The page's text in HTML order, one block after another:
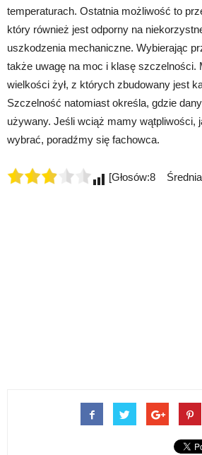
temperaturach. Ostatnia możliwość to
który również jest odporny na
uszkodzenia mechaniczne. Wybierając
także uwagę na moc i klasę szczelności.
wielkości żył, z których zbudowany jest
Szczelność natomiast określa, gdzie
używany. Jeśli wciąż mamy wątpliwości,
wybrać, poradźmy się fachowca.
[Głosów:8